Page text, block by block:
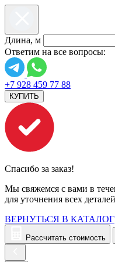
Длина, м
Ответим на все вопросы:
+7 928 459 77 88
КУПИТЬ
Спасибо за заказ!
Мы свяжемся с вами в
для уточнения всех
ВЕРНУТЬСЯ В КАТАЛОГ
Рассчитать стоимость